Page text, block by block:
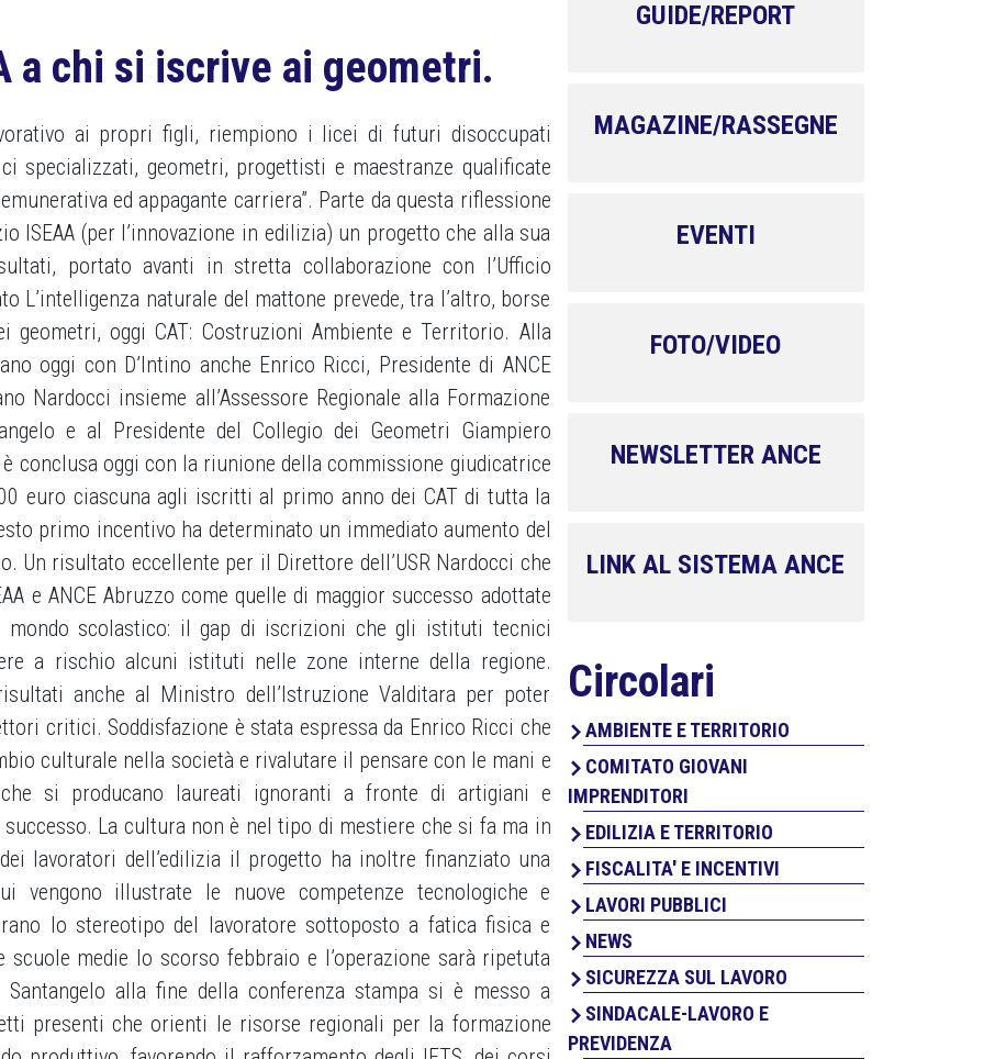
a chi si iscrive ai geometri.
ai propri figli, riempiono i licei di futuri disoccupati
specializzati, geometri, progettisti e maestranze qualificate
ed appagante carriera”. Parte da questa riflessione
ISEAA (per l’innovazione in edilizia) un progetto che alla sua
portato avanti in stretta collaborazione con l’Ufficio
L’intelligenza naturale del mattone prevede, tra l’altro, borse
oggi CAT: Costruzioni Ambiente e Territorio. Alla
oggi con D’Intino anche Enrico Ricci, Presidente di ANCE
Nardocci insieme all’Assessore Regionale alla Formazione
e al Presidente del Collegio dei Geometri Giampiero
conclusa oggi con la riunione della commissione giudicatrice
euro ciascuna agli iscritti al primo anno dei CAT di tutta la
primo incentivo ha determinato un immediato aumento del
Un risultato eccellente per il Direttore dell’USR Nardocci che
e ANCE Abruzzo come quelle di maggior successo adottate
scolastico: il gap di iscrizioni che gli istituti tecnici
a rischio alcuni istituti nelle zone interne della regione.
anche al Ministro dell’Istruzione Valditara per poter
critici. Soddisfazione è stata espressa da Enrico Ricci che
culturale nella società e rivalutare il pensare con le mani e
si producano laureati ignoranti a fronte di artigiani e
La cultura non è nel tipo di mestiere che si fa ma in
lavoratori dell’edilizia il progetto ha inoltre finanziato una
vengono illustrate le nuove competenze tecnologiche e
lo stereotipo del lavoratore sottoposto a fatica fisica e
medie lo scorso febbraio e l’operazione sarà ripetuta
alla fine della conferenza stampa si è messo a
presenti che orienti le risorse regionali per la formazione
GUIDE/REPORT
MAGAZINE/RASSEGNE
EVENTI
FOTO/VIDEO
NEWSLETTER ANCE
LINK AL SISTEMA ANCE
Circolari
AMBIENTE E TERRITORIO
COMITATO GIOVANI
IMPRENDITORI
EDILIZIA E TERRITORIO
FISCALITA' E INCENTIVI
LAVORI PUBBLICI
NEWS
SICUREZZA SUL LAVORO
SINDACALE-LAVORO E
PREVIDENZA